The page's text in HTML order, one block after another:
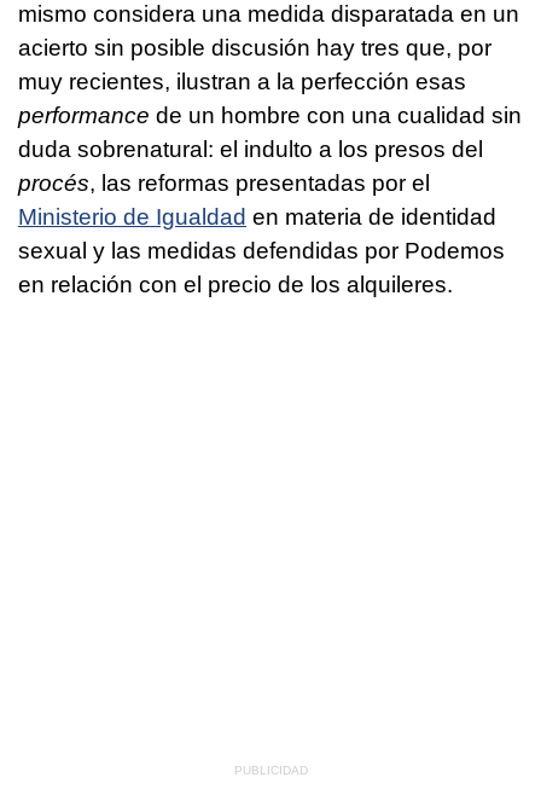
mismo considera una medida disparatada en un
acierto sin posible discusión hay tres que, por
muy recientes, ilustran a la perfección esas
performance de un hombre con una cualidad sin
duda sobrenatural: el indulto a los presos del
procés, las reformas presentadas por el
Ministerio de Igualdad en materia de identidad
sexual y las medidas defendidas por Podemos
en relación con el precio de los alquileres.